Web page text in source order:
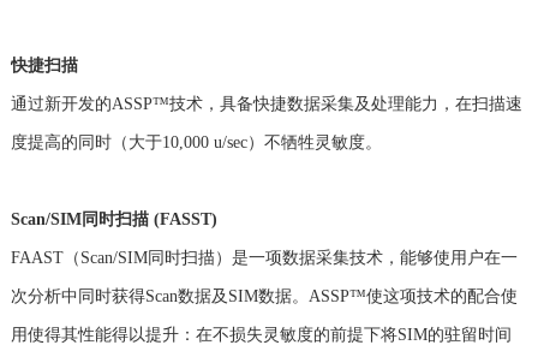
快捷扫描
通过新开发的ASSP™技术，具备快捷数据采集及处理能力，在扫描速
度提高的同时（大于10,000 u/sec）不牺牲灵敏度。
Scan/SIM同时扫描 (FASST)
FAAST（Scan/SIM同时扫描）是一项数据采集技术，能够使用户在一
次分析中同时获得Scan数据及SIM数据。ASSP™使这项技术的配合使
用使得其性能得以提升：在不损失灵敏度的前提下将SIM的驻留时间